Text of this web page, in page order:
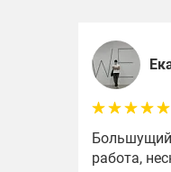
Большущий
работа,